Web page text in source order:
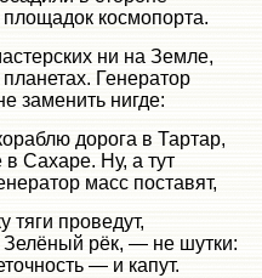
космопорта.
ни на Земле,
Генератор
заменить нигде:
дорога в Тартар,
Сахаре. Ну, а тут
масс поставят,
тяги проведут,
рёк, — не шутки:
— и капут.